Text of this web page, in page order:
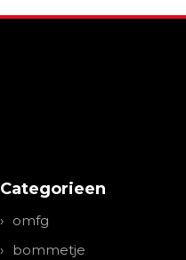
Categorieen
omfg
bommetje